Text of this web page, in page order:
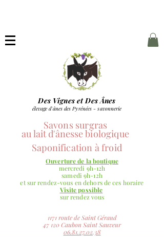
Des Vignes et Des Ânes
élevage d'ânes des Pyrénées - savonnerie
Savons surgras
au laitd'ânessebiologique
Saponification à froid
Ouverture de la boutique
mercredi 9h-12h
samedi 9h-12h
et sur rendez-vous en dehors de ces horaire
Visite possible
sur rendez vous
1171 route de Saint Géraud
47 120 Caubon Saint Sauveur
06.81.27.02.38